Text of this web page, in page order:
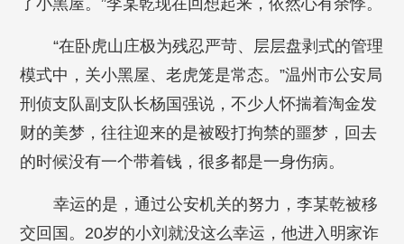
了小黑屋。”李某乾现在回想起来，依然心有余悸。
“在卧虎山庄极为残忍严苛、层层盘剥式的管理
模式中，关小黑屋、老虎笼是常态。”温州市公安局
刑侦支队副支队长杨国强说，不少人怀揣着淘金发
财的美梦，往往迎来的是被殴打拘禁的噩梦，回去
的时候没有一个带着钱，很多都是一身伤病。
幸运的是，通过公安机关的努力，李某乾被移
交回国。20岁的小刘就没这么幸运，他进入明家诈